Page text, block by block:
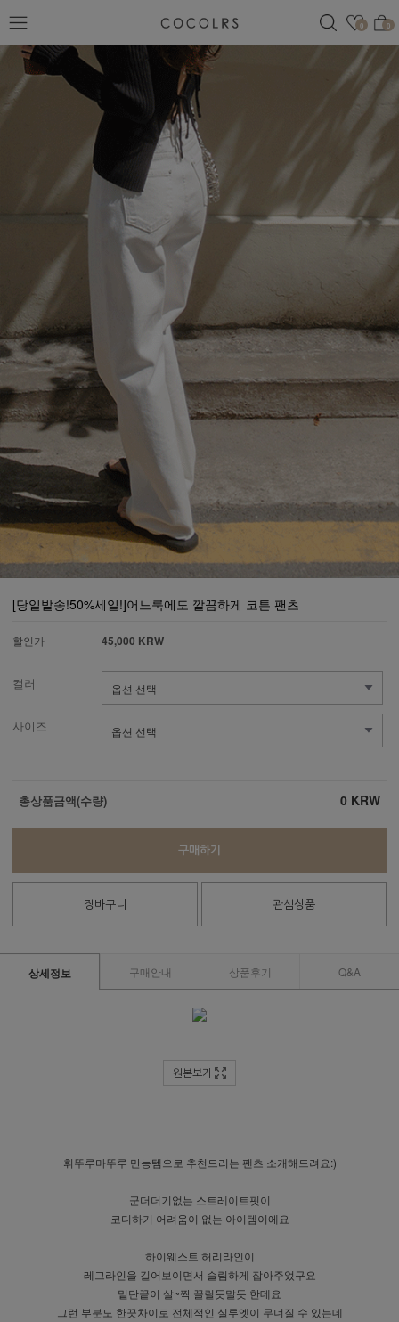
관심
0 0
검색
[당일발송!50%세일!]어느룩에도 깔끔하게 코튼 팬츠
할인가 45,000 KRW
컬러
사이즈
총상품금액(수량) 0 KRW
구매하기
장바구니 관심상품
상세정보 구매안내 상품후기 Q&A
원본보기
휘뚜루마뚜루 만능템으로 추천드리는 팬츠 소개해드려요:)
군더더기없는 스트레이트핏이
코디하기 어려움이 없는 아이템이에요
하이웨스트 허리라인이
레그라인을 길어보이면서 슬림하게 잡아주었구요
밑단끝이 살~짝 끌릴듯말듯 한데요
그런 부분도 한끗차이로 전체적인 실루엣이 무너질 수 있는데